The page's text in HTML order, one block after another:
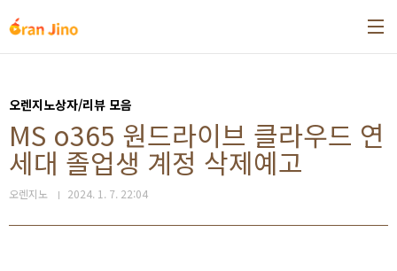
오렌지노상자/리뷰 모음
MS o365 원드라이브 클라우드 연
세대 졸업생 계정 삭제예고
오렌지노 2024. 1. 7. 22:04